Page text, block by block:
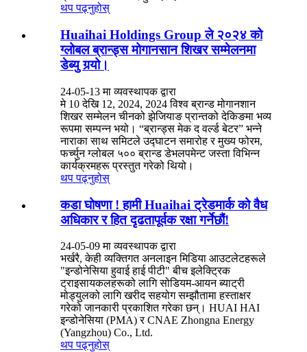
थप पढ्नुहोस्
Huaihai Holdings Group ले २०२४ को
ग्लोबल ब्रान्ड्स मोगानसान शिखर सम्मेलनमा
डेब्यु गर्‍यो।
24-05-13 मा व्यवस्थापक द्वारा
मे 10 देखि 12, 2024, 2024 विश्व ब्रान्ड मोगानशान
शिखर सम्मेलन चीनको झेजियाङ प्रान्तको देकिङमा भव्य
रूपमा सम्पन्न भयो। “ब्रान्ड्स मेक द वर्ल्ड बेटर” भन्ने
नाराका साथ समिटले उद्घाटन समारोह र मुख्य फोरम,
फर्च्युन ग्लोबल ५०० ब्रान्ड डेभलपमेन्ट जस्ता विभिन्न
कार्यक्रमहरू प्रस्तुत गरेको थियो।
थप पढ्नुहोस्
कडा घोषणा ! हामी Huaihai ट्रेडमार्क को वैध
अधिकार र हित दृढतापूर्वक रक्षा गर्नेछौं!
24-05-09 मा व्यवस्थापक द्वारा
भर्खरै, केही व्यक्तिगत अनलाइन मिडिया आउटलेटहरूले
"इन्डोनेसिया हुवाई हाई पीटी" बीच इलेक्ट्रिक
ट्राइसायकलहरूको लागि सोडियम-आयन ब्याट्री
मोड्युलको लागि खरीद सहयोग सम्झौतामा हस्ताक्षर
गरेको जानकारी प्रकाशित गरेका छन्। HUAI HAI
इन्डोनेसिया (PMA) र CNAE Zhongna Energy
(Yangzhou) Co., Ltd.
थप पढ्नुहोस्